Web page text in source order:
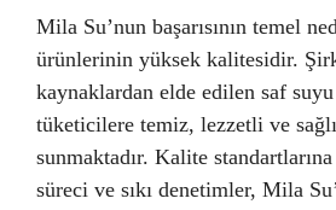
Mila Su’nun başarısının temel
ürünlerinin yüksek kalitesidir.
kaynaklardan elde edilen saf
tüketicilere temiz, lezzetli ve
sunmaktadır. Kalite
süreci ve sıkı denetimler, Mila